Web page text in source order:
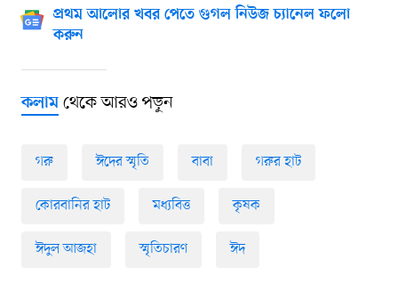
প্রথম আলোর খবর পেতে গুগল নিউজ চ্যানেল ফলো
করুন
কলামথেকে আরও পড়ুন
গরু ঈদের স্মৃতি বাবা গরুর হাট
কোরবানির হাট মধ্যবিত্ত কৃষক
ঈদুল আজহা স্মৃতিচারণ ঈদ